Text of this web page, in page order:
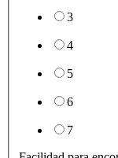
3
4
5
6
7